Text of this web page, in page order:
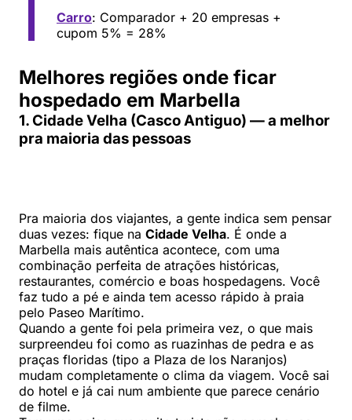
Carro: Comparador + 20 empresas +
cupom 5% = 28%
Melhores regiões onde ficar
hospedado em Marbella
1. Cidade Velha (Casco Antiguo) — a melhor
pra maioria das pessoas
Pra maioria dos viajantes, a gente indica sem pensar
duas vezes: fique na Cidade Velha. É onde a
Marbella mais autêntica acontece, com uma
combinação perfeita de atrações históricas,
restaurantes, comércio e boas hospedagens. Você
faz tudo a pé e ainda tem acesso rápido à praia
pelo Paseo Marítimo.
Quando a gente foi pela primeira vez, o que mais
surpreendeu foi como as ruazinhas de pedra e as
praças floridas (tipo a Plaza de los Naranjos)
mudam completamente o clima da viagem. Você sai
do hotel e já cai num ambiente que parece cenário
de filme.